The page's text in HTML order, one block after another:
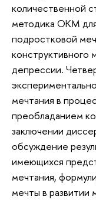
количественной
методика ОКМ
подростковой
конструктивного
депрессии.
мечтания в
преобладанием
заключении
обсуждение
имеющихся
мечтания,
мечты в развитии